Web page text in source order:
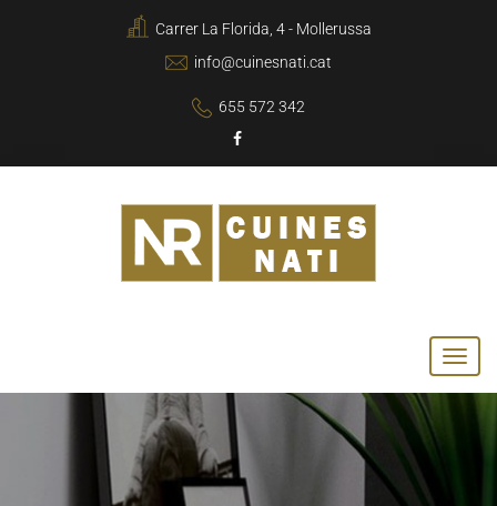
Carrer La Florida, 4 - Mollerussa
info@cuinesnati.cat
655 572 342